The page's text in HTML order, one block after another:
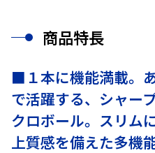
商品特長
■１本に機能満載。
で活躍する、シャー
クロボール。スリム
上質感を備えた多機